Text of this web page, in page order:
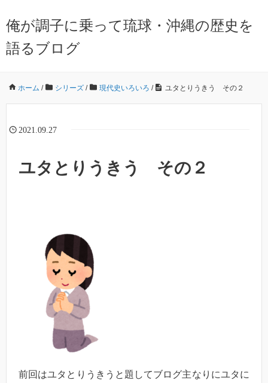
俺が調子に乗って琉球・沖縄の歴史を
語るブログ
ホーム / シリーズ / 現代史いろいろ / ユタとりうきう その２
2021.09.27
ユタとりうきう その２
前回はユタとりうきうと題してブログ主なりにユタに